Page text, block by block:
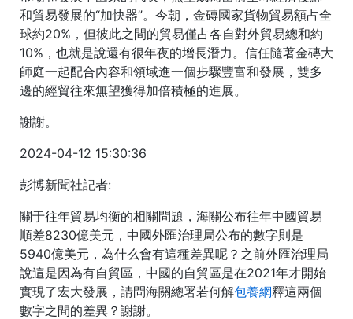
和貿易發展的“加快器”。今朝，金磚國家貨物貿易額占全
球約20%，但彼此之間的貿易僅占各自對外貿易總和約
10%，也就是說還有很年夜的增長潛力。信任隨著金磚大
師庭一起配合內容和領域進一個步驟豐富和發展，雙多
邊的經貿往來無望獲得加倍積極的進展。
謝謝。
2024-04-12 15:30:36
彭博新聞社記者:
關于往年貿易均衡的相關問題，海關公布往年中國貿易
順差8230億美元，中國外匯治理局公布的數字則是
5940億美元，為什么會有這種差異呢？之前外匯治理局
說這是因為有自貿區，中國的自貿區是在2021年才開始
實現了宏大發展，請問海關總署若何解包養網釋這兩個
數字之間的差異？謝謝。